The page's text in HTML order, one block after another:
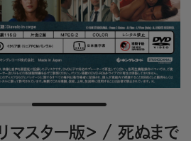
マスター版＞ / 死ぬまで